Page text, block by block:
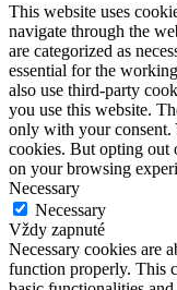
This website uses
navigate through the
are categorized as
essential for the
also use third-party
you use this website.
only with your consent.
cookies. But opting out
on your browsing
Necessary
Necessary
Vždy zapnuté
Necessary cookies are
function properly. This